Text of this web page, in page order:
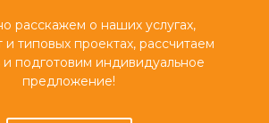
расскажем о наших услугах,
и типовых проектах, рассчитаем
и подготовим индивидуальное
предложение!